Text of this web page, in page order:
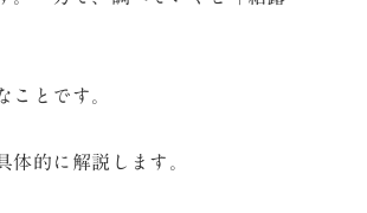
ことです。
的に解説します。